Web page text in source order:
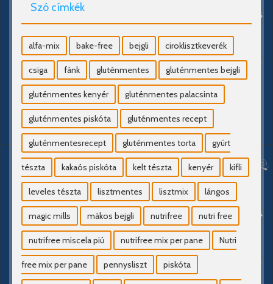
Szó címkék
alfa-mix bake-free bejgli ciroklisztkeverék
csiga fánk gluténmentes gluténmentes bejgli
gluténmentes kenyér gluténmentes palacsinta
gluténmentes piskóta gluténmentes recept
gluténmentesrecept gluténmentes torta gyúrt
tészta kakaós piskóta kelt tészta kenyér kifli
leveles tészta lisztmentes lisztmix lángos
magic mills mákos bejgli nutrifree nutri free
nutrifree miscela piú nutrifree mix per pane Nutri
free mix per pane pennysliszt piskóta